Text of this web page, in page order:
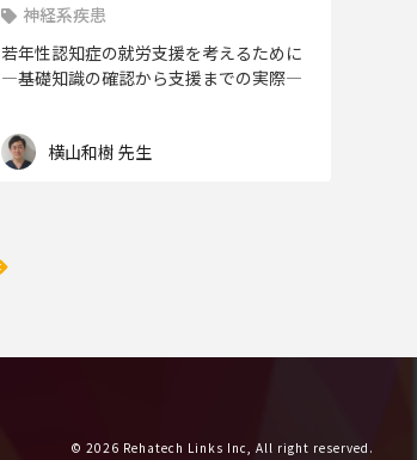
神経系疾患
若年性認知症の就労支援を考えるために
―基礎知識の確認から支援までの実際―
横山和樹 先生
© 2026 Rehatech Links Inc, All right reserved.